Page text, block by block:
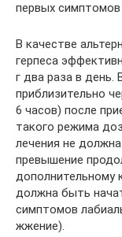
первых симптомов
В качестве
герпеса
г два раза в
приблизительно
6 часов) после
такого режима
лечения не
превышение
дополнительному
должна быть
симптомов
жжение).